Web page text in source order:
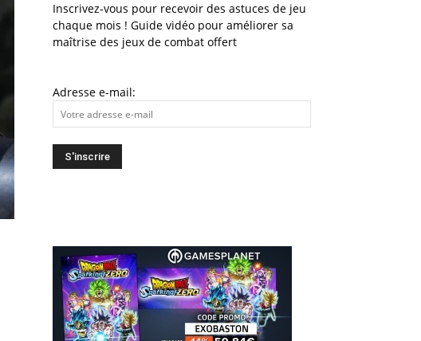
Inscrivez-vous pour recevoir des astuces de jeu
chaque mois ! Guide vidéo pour améliorer sa
maîtrise des jeux de combat offert
Adresse e-mail: